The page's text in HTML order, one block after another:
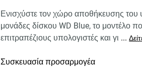
Ενισχύστε τον χώρο αποθήκευσης του
μονάδες δίσκου WD Blue, το μοντέλο
επιτραπέζιους υπολογιστές και γι ...
Συσκευασία προσαρμογέα